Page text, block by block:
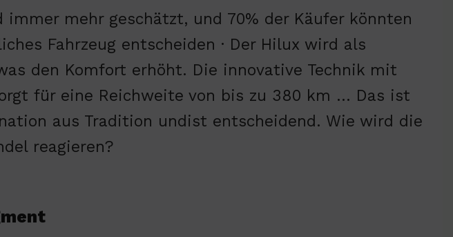
mehr geschätzt, und 70% der Käufer könnten
Fahrzeug entscheiden · Der Hilux wird als
den Komfort erhöht. Die innovative Technik mit
für eine Reichweite von bis zu 380 km … Das ist
aus Tradition undist entscheidend. Wie wird die
reagieren?